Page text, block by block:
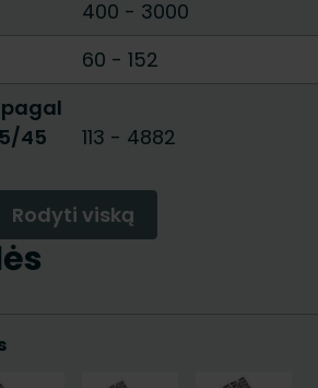
400 - 3000
60 - 152
45
113 - 4882
Rodyti viską